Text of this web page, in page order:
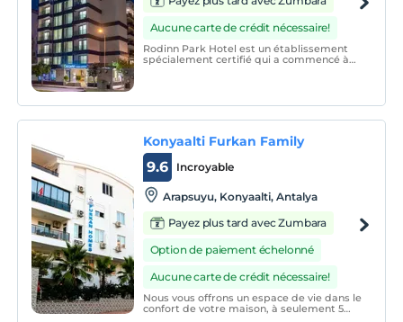
Aucune carte de crédit nécessaire!
Rodinn Park Hotel est un établissement
spécialement certifié qui a commencé à
Konyaalti Furkan Family
Incroyable
9.6
Arapsuyu, Konyaalti, Antalya
Payez plus tard avec Zumbara
Option de paiement échelonné
Aucune carte de crédit nécessaire!
Nous vous offrons un espace de vie dans le
confort de votre maison, à seulement 5